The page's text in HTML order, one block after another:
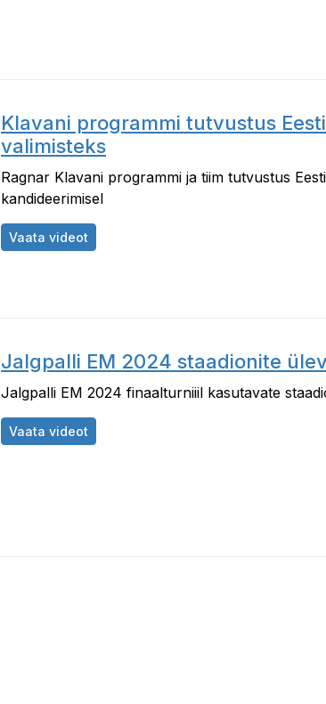
Klavani programmi tutvustus
valimisteks
Ragnar Klavani programmi ja tiim tutvustus
kandideerimisel
Vaata videot
Jalgpalli EM 2024 staadionite
Jalgpalli EM 2024 finaalturniiil kasutavate
Vaata videot